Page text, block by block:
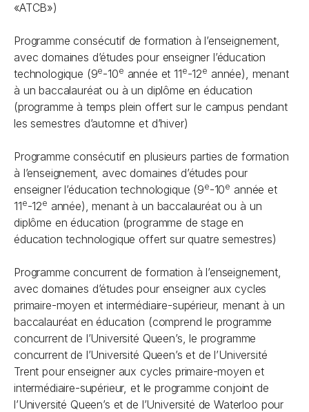
«ATCB»)
Programme consécutif de formation à l’enseignement,
avec domaines d’études pour enseigner l’éducation
technologique (9e-10e année et 11e-12e année), menant
à un baccalauréat ou à un diplôme en éducation
(programme à temps plein offert sur le campus pendant
les semestres d’automne et d’hiver)
Programme consécutif en plusieurs parties de formation
à l’enseignement, avec domaines d’études pour
enseigner l’éducation technologique (9e-10e année et
11e-12e année), menant à un baccalauréat ou à un
diplôme en éducation (programme de stage en
éducation technologique offert sur quatre semestres)
Programme concurrent de formation à l’enseignement,
avec domaines d’études pour enseigner aux cycles
primaire-moyen et intermédiaire-supérieur, menant à un
baccalauréat en éducation (comprend le programme
concurrent de l’Université Queen’s, le programme
concurrent de l’Université Queen’s et de l’Université
Trent pour enseigner aux cycles primaire-moyen et
intermédiaire-supérieur, et le programme conjoint de
l’Université Queen’s et de l’Université de Waterloo pour